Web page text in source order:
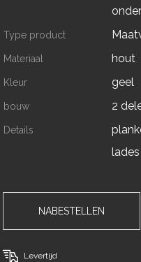
Type product
Materiaal hout
Kleur geel
bouw 2
Details
NABESTELLEN
Levertijd